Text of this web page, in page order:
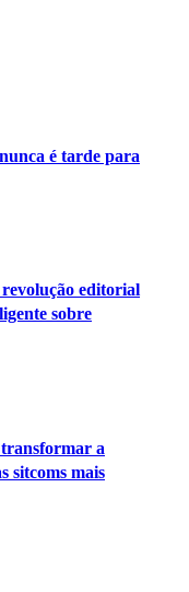
é tarde para
editorial
sobre
a
sitcoms mais